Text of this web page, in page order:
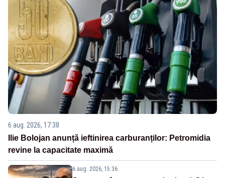
6 aug. 2026, 17:38
Ilie Bolojan anunță ieftinirea carburanților: Petromidia
revine la capacitate maximă
6 aug. 2026, 15:36